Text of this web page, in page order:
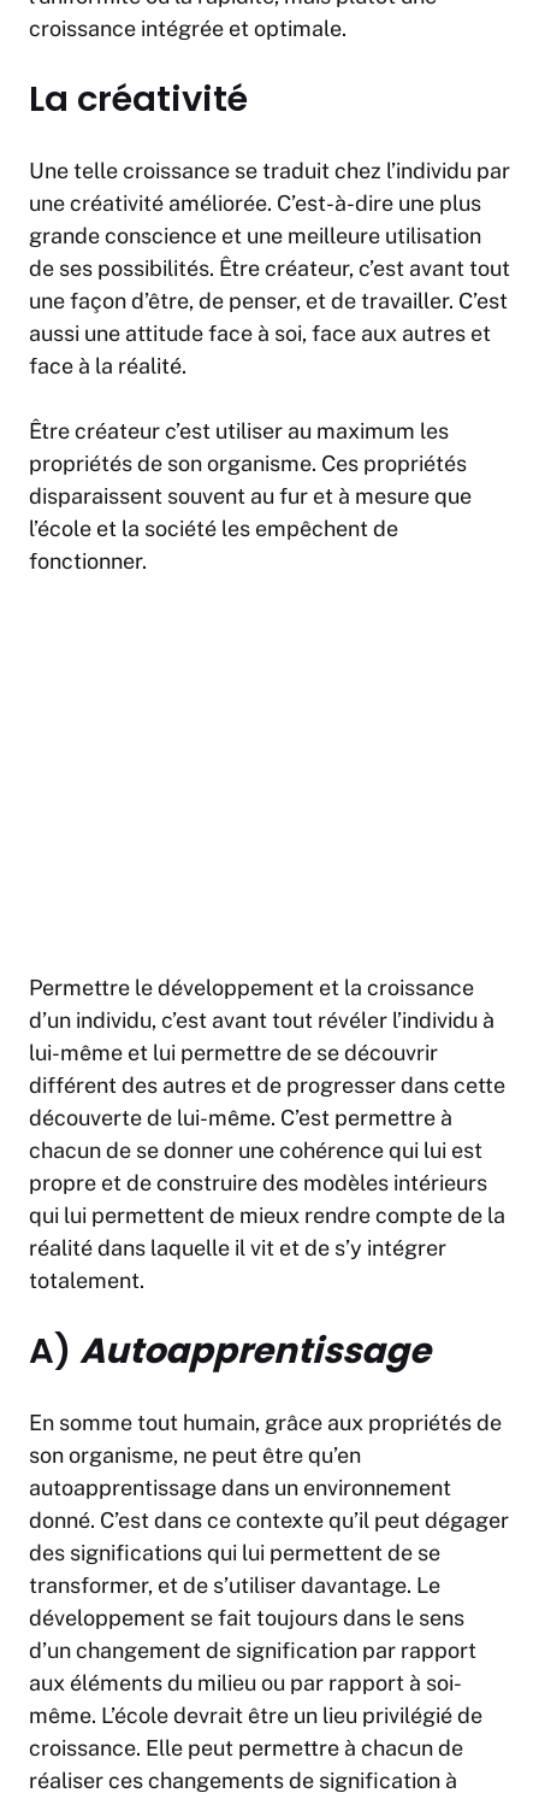
croissance intégrée et optimale.
La créativité
Une telle croissance se traduit chez l’individu par
une créativité améliorée. C’est-à-dire une plus
grande conscience et une meilleure utilisation
de ses possibilités. Être créateur, c’est avant tout
une façon d’être, de penser, et de travailler. C’est
aussi une attitude face à soi, face aux autres et
face à la réalité.
Être créateur c’est utiliser au maximum les
propriétés de son organisme. Ces propriétés
disparaissent souvent au fur et à mesure que
l’école et la société les empêchent de
fonctionner.
Permettre le développement et la croissance
d’un individu, c’est avant tout révéler l’individu à
lui-même et lui permettre de se découvrir
différent des autres et de progresser dans cette
découverte de lui-même. C’est permettre à
chacun de se donner une cohérence qui lui est
propre et de construire des modèles intérieurs
qui lui permettent de mieux rendre compte de la
réalité dans laquelle il vit et de s’y intégrer
totalement.
A) Autoapprentissage
En somme tout humain, grâce aux propriétés de
son organisme, ne peut être qu’en
autoapprentissage dans un environnement
donné. C’est dans ce contexte qu’il peut dégager
des significations qui lui permettent de se
transformer, et de s’utiliser davantage. Le
développement se fait toujours dans le sens
d’un changement de signification par rapport
aux éléments du milieu ou par rapport à soi-
même. L’école devrait être un lieu privilégié de
croissance. Elle peut permettre à chacun de
réaliser ces changements de signification à